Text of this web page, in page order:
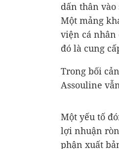
dấn thân
Một mảng
viện cá nhân
đó là cung
Trong bối
Assouline
Một yếu tố
lợi nhuận
phận xuất